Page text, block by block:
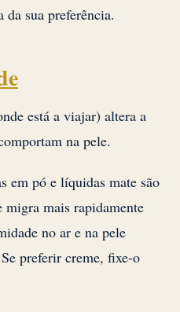
da sua preferência.
está a viajar) altera a
na pele.
em pó e líquidas mate são
migra mais rapidamente
no ar e na pele
preferir creme, fixe-o